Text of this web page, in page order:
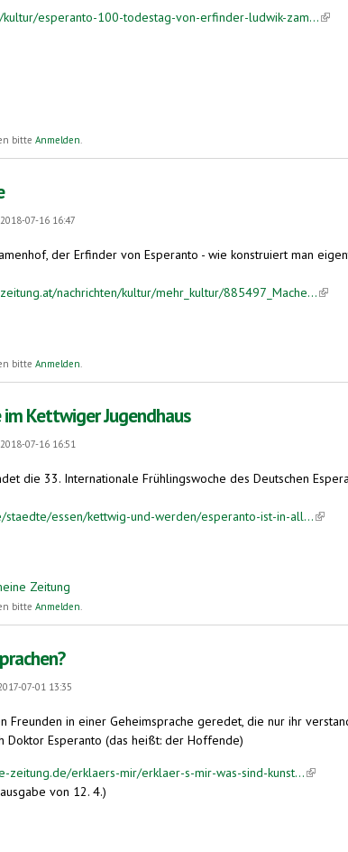
kultur/esperanto-100-todestag-von-erfinder-ludwik-zam...(link
Zamenhof
bitte Anmelden.
07-16 16:47
der Erfinder von Esperanto - wie konstruiert man
nachrichten/kultur/mehr_kultur/885497_Mache...(link
bitte Anmelden.
Kettwiger Jugendhaus
07-16 16:51
die 33. Internationale Frühlingswoche des Deutschen
staedte/essen/kettwig-und-werden/esperanto-ist-in-all...(link
Zeitung
Kettwiger Jugendhaus
bitte Anmelden.
07-01 13:35
Freunden in einer Geheimsprache geredet, die nur ihr
Doktor Esperanto (das heißt: der Hoffende)
zeitung.de/erklaers-mir/erklaer-s-mir-was-sind-kunst...(link is
von 12. 4.)